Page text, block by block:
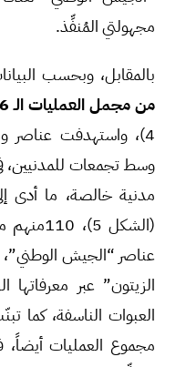
مجهولتي المُنفِّذ.
بالمقابل، وبحسب
من مجمل العمليات الـ 16 عبر العبوات الناسفة
4)، واستهدفت عناصر
وسط تجمعات
عناصر “الجيش